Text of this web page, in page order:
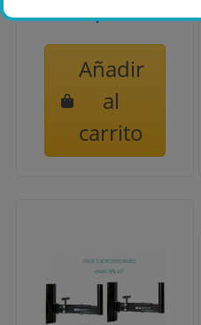
25,95 €
Añadir
al
carrito